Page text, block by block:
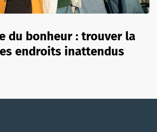
du bonheur : trouver la
endroits inattendus